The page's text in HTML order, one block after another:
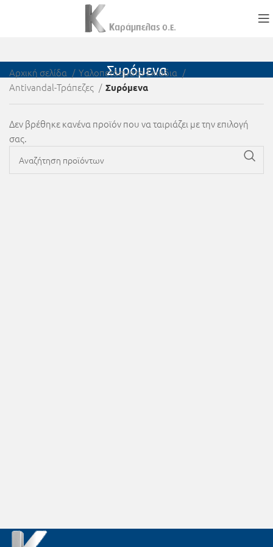
Συρόμενα
Αρχική σελίδα
Υαλοπετάσματα-Σκιάδια
Antivandal-Τράπεζες
Συρόμενα
Δεν βρέθηκε κανένα προϊόν που να ταιριάζει με την επιλογή
σας.